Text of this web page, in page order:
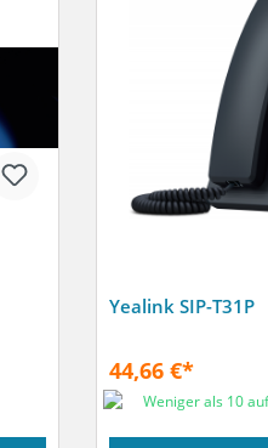
Yealink SIP-T31P
44,66 €*
Weniger als 10